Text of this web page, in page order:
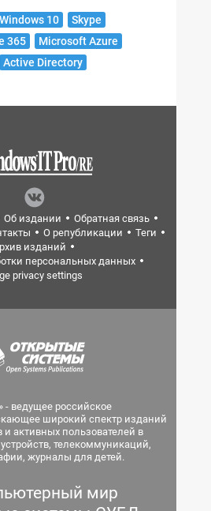
Windows 10
Skype
365
Microsoft Azure
Active Directory
Об издании
Обратная связь
О републикации
Теги
изданий
персональных данных
privacy settings
- ведущее российское
широкий спектр изданий
активных пользователей в
телекоммуникаций,
журналы для детей.
мир